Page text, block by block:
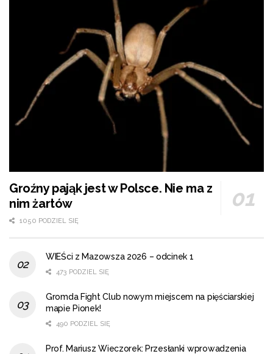
Groźny pająk jest w Polsce. Nie ma z
nim żartów
1050 PODZIEL SIĘ
WIEŚci z Mazowsza 2026 – odcinek 1
473 PODZIEL SIĘ
Gromda Fight Club nowym miejscem na pięściarskiej
mapie Pionek!
490 PODZIEL SIĘ
Prof. Mariusz Wieczorek: Przesłanki wprowadzenia